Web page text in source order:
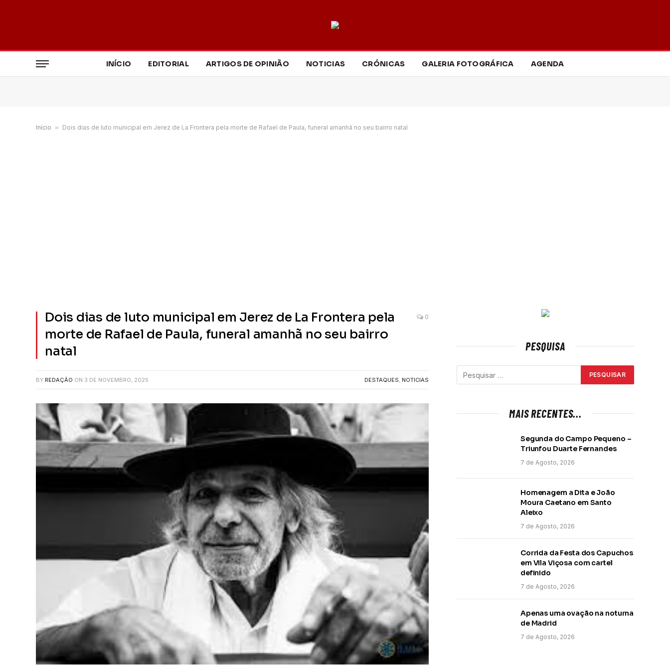
INÍCIO EDITORIAL ARTIGOS DE OPINIÃO NOTICIAS CRÓNICAS GALERIA FOTOGRÁFICA AGENDA
Início » Dois dias de luto municipal em Jerez de La Frontera pela morte de Rafael de Paula, funeral amanhã no seu bairro natal
Dois dias de luto municipal em Jerez de La Frontera pela
morte de Rafael de Paula, funeral amanhã no seu bairro
natal
0
BY REDAÇÃO ON 3 DE NOVEMBRO, 2025 DESTAQUES, NOTICIAS
PESQUISA
MAIS RECENTES...
Segunda do Campo Pequeno –
Triunfou Duarte Fernandes
7 de Agosto, 2026
Homenagem a Dita e João
Moura Caetano em Santo
Aleixo
7 de Agosto, 2026
Corrida da Festa dos Capuchos
em Vila Viçosa com cartel
definido
7 de Agosto, 2026
Apenas uma ovação na noturna
de Madrid
7 de Agosto, 2026